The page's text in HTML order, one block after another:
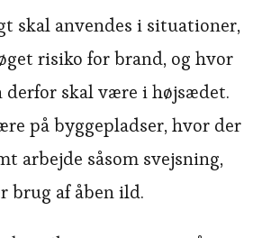
skal anvendes i situationer,
risiko for brand, og hvor
derfor skal være i højsædet.
på byggepladser, hvor der
arbejde såsom svejsning,
brug af åben ild.